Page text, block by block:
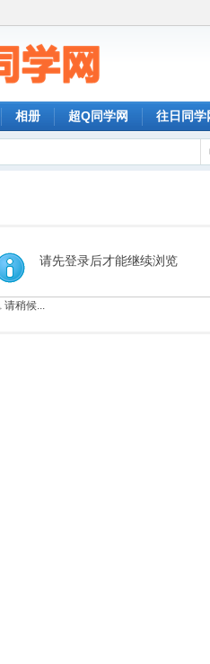
相册 超Q同学网 往日同学
请先登录后才能继续浏览
请稍候...